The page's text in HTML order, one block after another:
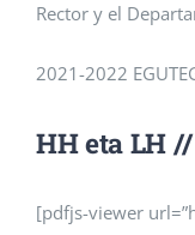
Rector y el
2021-2022
HH eta LH
[pdfjs-viewer